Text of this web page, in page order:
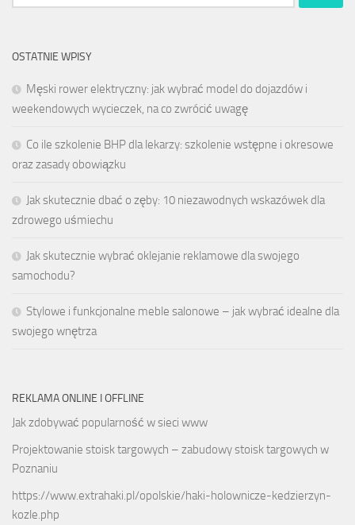
OSTATNIE WPISY
Męski rower elektryczny: jak wybrać model do dojazdów i
weekendowych wycieczek, na co zwrócić uwagę
Co ile szkolenie BHP dla lekarzy: szkolenie wstępne i okresowe
oraz zasady obowiązku
Jak skutecznie dbać o zęby: 10 niezawodnych wskazówek dla
zdrowego uśmiechu
Jak skutecznie wybrać oklejanie reklamowe dla swojego
samochodu?
Stylowe i funkcjonalne meble salonowe – jak wybrać idealne dla
swojego wnętrza
REKLAMA ONLINE I OFFLINE
Jak zdobywać popularność w sieci www
Projektowanie stoisk targowych – zabudowy stoisk targowych w
Poznaniu
https://www.extrahaki.pl/opolskie/haki-holownicze-kedzierzyn-
kozle.php